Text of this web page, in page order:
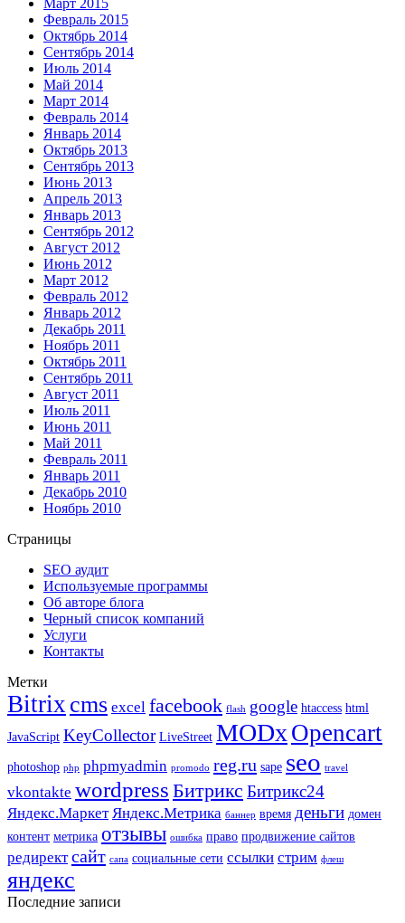
Февраль 2015
Октябрь 2014
Сентябрь 2014
Июль 2014
Май 2014
Март 2014
Февраль 2014
Январь 2014
Октябрь 2013
Сентябрь 2013
Июнь 2013
Апрель 2013
Январь 2013
Сентябрь 2012
Август 2012
Июнь 2012
Март 2012
Февраль 2012
Январь 2012
Декабрь 2011
Ноябрь 2011
Октябрь 2011
Сентябрь 2011
Август 2011
Июль 2011
Июнь 2011
Май 2011
Февраль 2011
Январь 2011
Декабрь 2010
Ноябрь 2010
Страницы
SEO аудит
Используемые программы
Об авторе блога
Черный список компаний
Услуги
Контакты
Метки
Bitrix cms excel facebook flash google htaccess html
JavaScript KeyCollector LiveStreet MODx Opencart
photoshop php phpmyadmin promodo reg.ru sape seo travel
vkontakte wordpress Битрикс Битрикс24
Яндекс.Маркет Яндекс.Метрика баннер время деньги домен
контент метрика отзывы ошибка право продвижение сайтов
редирект сайт сапа социальные сети ссылки стрим флеш
яндекс
Последние записи